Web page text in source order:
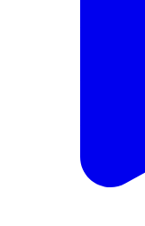
ଘସିପୁରା ବ୍ଲକ
କୃଷକ ତାଲିମ ଶିବିର